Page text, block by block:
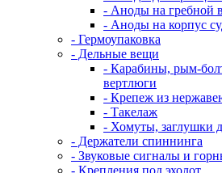
- Аноды на гребной
- Аноды на корпус
- Гермоупаковка
- Дельные вещи
- Карабины, рым-
вертлюги
- Крепеж из
- Такелаж
- Хомуты, заглушки
- Держатели спиннинга
- Звуковые сигналы и
- Крепления под эхолот